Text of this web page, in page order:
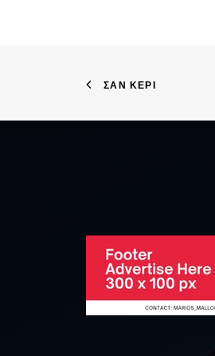
ΣΑΝ ΚΕΡΊ